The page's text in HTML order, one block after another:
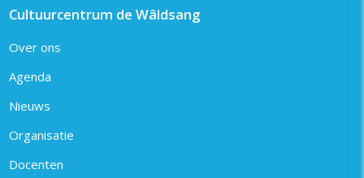
Cultuurcentrum de Wâldsang
Over ons
Agenda
Nieuws
Organisatie
Docenten